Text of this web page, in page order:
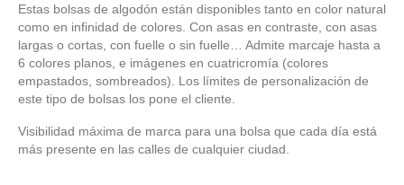
Estas bolsas de algodón están disponibles tanto en color natural
como en infinidad de colores. Con asas en contraste, con asas
largas o cortas, con fuelle o sin fuelle… Admite marcaje hasta a
6 colores planos, e imágenes en cuatricromía (colores
empastados, sombreados). Los límites de personalización de
este tipo de bolsas los pone el cliente.
Visibilidad máxima de marca para una bolsa que cada día está
más presente en las calles de cualquier ciudad.